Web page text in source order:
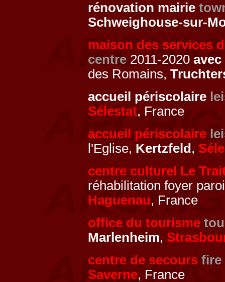
rénovation mairie
Schweighouse-sur-
maison des services
centre 2011-2020 avec
des Romains,
accueil périscolaire
Sélestat, France
accueil périscolaire
l'Eglise, Kertzfeld ,
centre culturel Le
réhabilitation foyer
Haguenau, France
office du tourisme
Marlenheim,
centre de secours fire
Saverne, France